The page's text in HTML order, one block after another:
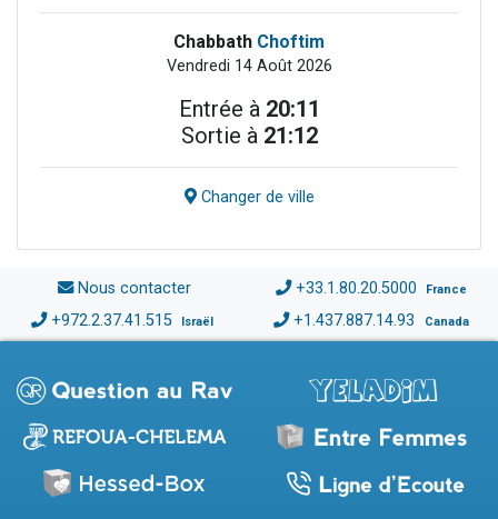
Chabbath Choftim
Vendredi 14 Août 2026
Entrée à 20:11
Sortie à 21:12
Changer de ville
Nous contacter +33.1.80.20.5000 France
+972.2.37.41.515 Israël +1.437.887.14.93 Canada